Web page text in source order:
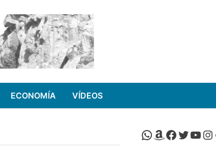
ECONOMÍA VÍDEOS
Canal de Whatsapp de Viscalacant
Comprar en Amazon
Facebook de
Twitter de
Canal de